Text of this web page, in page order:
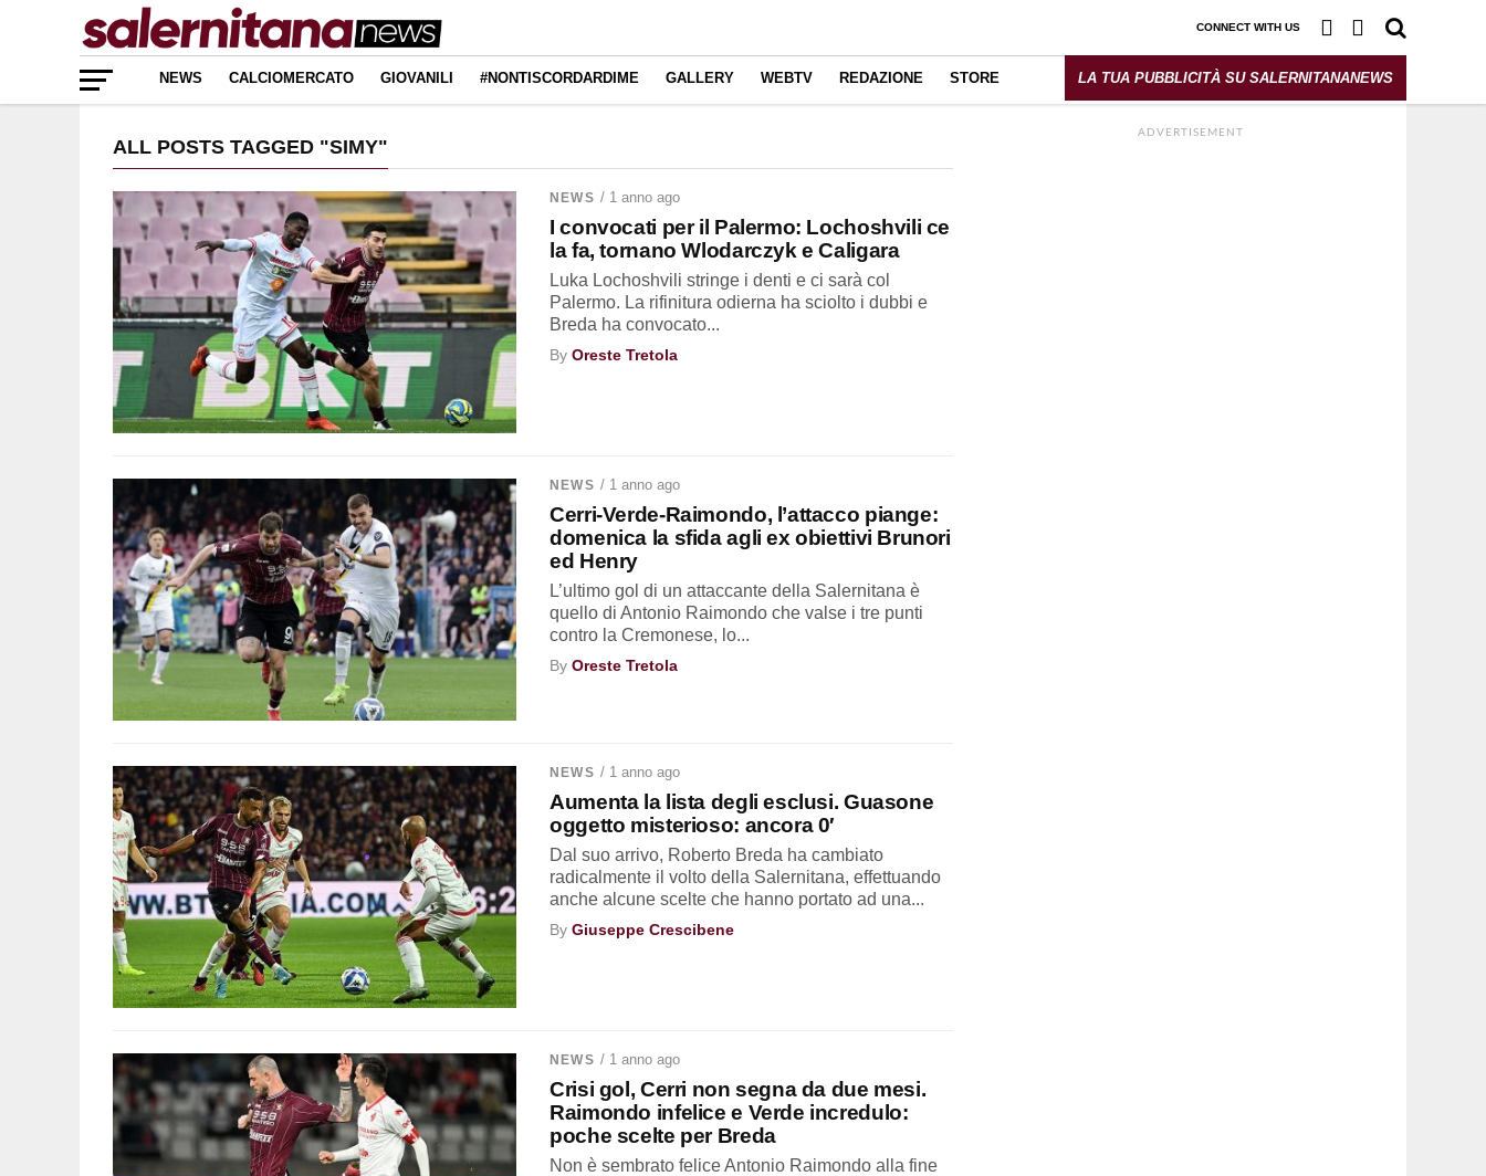
CONNECT WITH US
NEWS CALCIOMERCATO GIOVANILI #NONTISCORDARDIME GALLERY WEBTV REDAZIONE STORE LA TUA PUBBLICITÀ SU SALERNITANANEWS
ALL POSTS TAGGED "SIMY"
NEWS / 1 anno ago
I convocati per il Palermo: Lochoshvili ce
la fa, tornano Wlodarczyk e Caligara
Luka Lochoshvili stringe i denti e ci sarà col
Palermo. La rifinitura odierna ha sciolto i dubbi e
Breda ha convocato...
ByOreste Tretola
NEWS / 1 anno ago
Cerri-Verde-Raimondo, l’attacco piange:
domenica la sfida agli ex obiettivi Brunori
ed Henry
L’ultimo gol di un attaccante della Salernitana è
quello di Antonio Raimondo che valse i tre punti
contro la Cremonese, lo...
ByOreste Tretola
NEWS / 1 anno ago
Aumenta la lista degli esclusi. Guasone
oggetto misterioso: ancora 0′
Dal suo arrivo, Roberto Breda ha cambiato
radicalmente il volto della Salernitana, effettuando
anche alcune scelte che hanno portato ad una...
ByGiuseppe Crescibene
NEWS / 1 anno ago
Crisi gol, Cerri non segna da due mesi.
Raimondo infelice e Verde incredulo:
poche scelte per Breda
Non è sembrato felice Antonio Raimondo alla fine
ADVERTISEMENT